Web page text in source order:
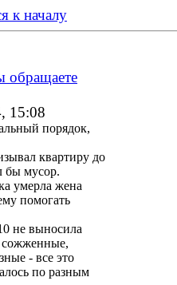
к началу
обращаете
15:08
порядок,
квартиру до
бы мусор.
умерла жена
помогать
не выносила
сожженные,
- все это
по разным